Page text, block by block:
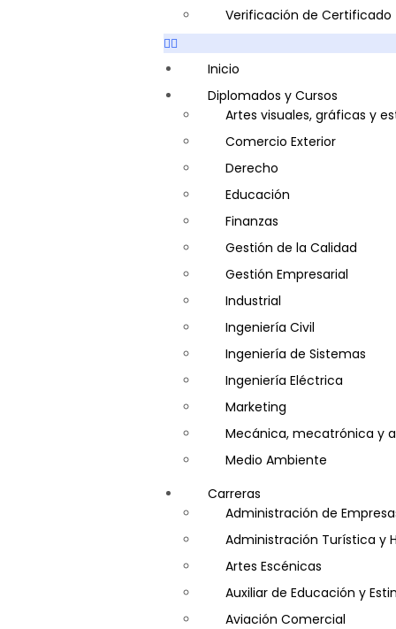
Plataforma Bancaria y
Secretaria Corporativo
Telemarketing
Ventas de Productos y
Visitador Médico
Verificación de Certificado
Inicio
Diplomados y Cursos
Artes visuales, gráficas y
Comercio Exterior
Derecho
Educación
Finanzas
Gestión de la Calidad
Gestión Empresarial
Industrial
Ingeniería Civil
Ingeniería de Sistemas
Ingeniería Eléctrica
Marketing
Mecánica, mecatrónica y
Medio Ambiente
Minería e Hidrocarburos
Salud y Psicología
Seguridad
Carreras
Administración de
Administración Turística y
Artes Escénicas
Auxiliar de Educación y
Aviación Comercial